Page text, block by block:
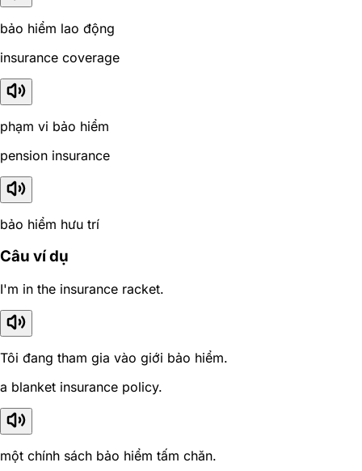
bảo hiểm lao động
insurance coverage
phạm vi bảo hiểm
pension insurance
bảo hiểm hưu trí
Câu ví dụ
I'm in the insurance racket.
Tôi đang tham gia vào giới bảo hiểm.
a blanket insurance policy.
một chính sách bảo hiểm tấm chăn.